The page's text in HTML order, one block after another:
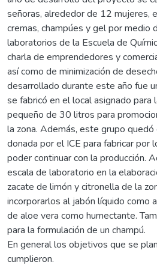
señoras, alrededor de 12 mujeres,
cremas, champúes y gel por medio
laboratorios de la Escuela de
charla de emprendedores y
así como de minimización de
desarrollado durante este año fue
se fabricó en el local asignado para
pequeño de 30 litros para
la zona. Además, este grupo quedó
donada por el ICE para fabricar
poder continuar con la producción.
escala de laboratorio en la
zacate de limón y citronella de la
incorporarlos al jabón líquido como
de aloe vera como humectante.
para la formulación de un champú.
En general los objetivos que se
cumplieron.